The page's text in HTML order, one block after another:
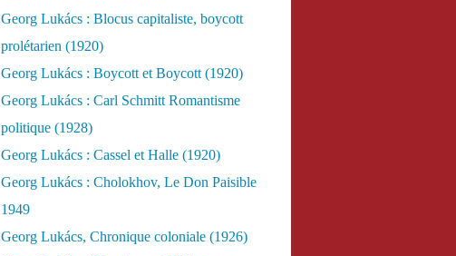
Georg Lukács : Blocus capitaliste, boycott
prolétarien (1920)
Georg Lukács : Boycott et Boycott (1920)
Georg Lukács : Carl Schmitt Romantisme
politique (1928)
Georg Lukács : Cassel et Halle (1920)
Georg Lukács : Cholokhov, Le Don Paisible
1949
Georg Lukács, Chronique coloniale (1926)